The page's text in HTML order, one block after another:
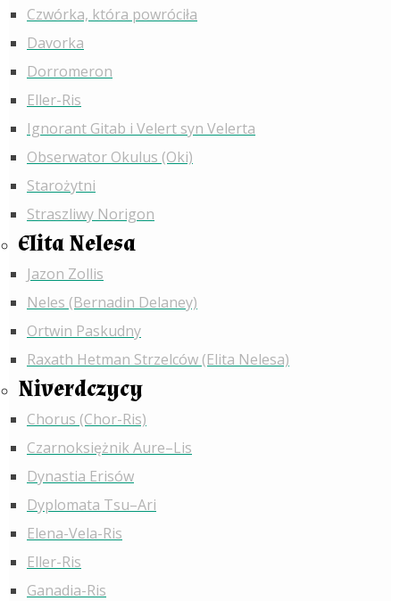
Czwórka, która powróciła
Davorka
Dorromeron
Eller-Ris
Ignorant Gitab i Velert syn Velerta
Obserwator Okulus (Oki)
Starożytni
Straszliwy Norigon
Elita Nelesa
Jazon Zollis
Neles (Bernadin Delaney)
Ortwin Paskudny
Raxath Hetman Strzelców (Elita Nelesa)
Niverdczycy
Chorus (Chor-Ris)
Czarnoksiężnik Aure–Lis
Dynastia Erisów
Dyplomata Tsu–Ari
Elena-Vela-Ris
Eller-Ris
Ganadia-Ris